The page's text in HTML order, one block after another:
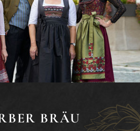
BRÄU